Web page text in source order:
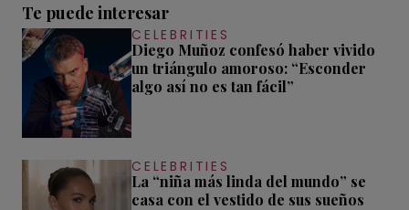
Te puede interesar
CELEBRITIES
Diego Muñoz confesó haber vivido
un triángulo amoroso: “Esconder
algo así no es tan fácil”
CELEBRITIES
La “niña más linda del mundo” se
casa con el vestido de sus sueños